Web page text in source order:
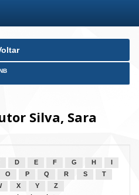
Silva, Sara
D E F G H
O P Q R S
T
X Y Z